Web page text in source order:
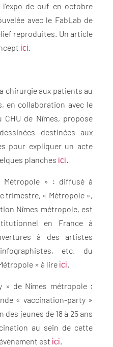
de ouf en octobre
avec le FabLab de
reproduites. Un article
ici.
chirurgie aux patients au
en collaboration avec le
de Nîmes, propose
destinées aux
pour expliquer un acte
planches ici
Métropole » : diffusé à
trimestre, « Métropole »,
Nîmes métropole, est
en France à
à des artistes
etc. du
» à lire ici.
» de Nîmes métropole :
« vaccination-party »
jeunes de 18 à 25 ans
au sein de cette
est ici.